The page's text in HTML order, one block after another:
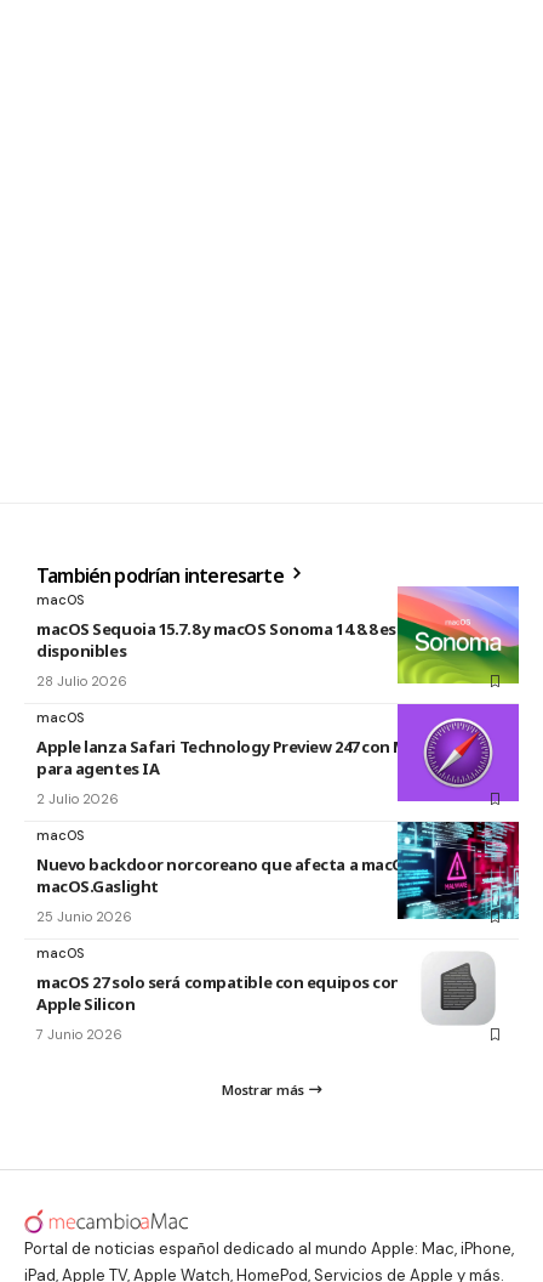
También podrían interesarte
macOS
macOS Sequoia 15.7.8 y macOS Sonoma 14.8.8 están
disponibles
28 Julio 2026
macOS
Apple lanza Safari Technology Preview 247 con MCP Server
para agentes IA
2 Julio 2026
macOS
Nuevo backdoor norcoreano que afecta a macOS:
macOS.Gaslight
25 Junio 2026
macOS
macOS 27 solo será compatible con equipos con los chip
Apple Silicon
7 Junio 2026
Mostrar más
Portal de noticias español dedicado al mundo Apple: Mac, iPhone,
iPad, Apple TV, Apple Watch, HomePod, Servicios de Apple y más.